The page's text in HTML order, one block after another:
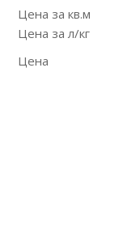
Цена за кв.м
Цена за л/кг
Цена